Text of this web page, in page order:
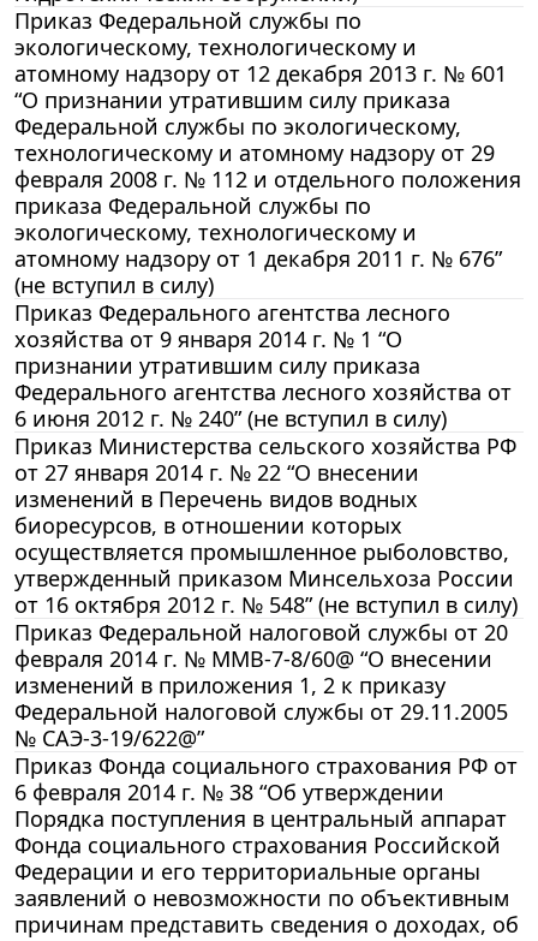
Приказ Федеральной службы по
экологическому, технологическому и
атомному надзору от 12 декабря 2013 г. № 601
“О признании утратившим силу приказа
Федеральной службы по экологическому,
технологическому и атомному надзору от 29
февраля 2008 г. № 112 и отдельного положения
приказа Федеральной службы по
экологическому, технологическому и
атомному надзору от 1 декабря 2011 г. № 676”
(не вступил в силу)
Приказ Федерального агентства лесного
хозяйства от 9 января 2014 г. № 1 “О
признании утратившим силу приказа
Федерального агентства лесного хозяйства от
6 июня 2012 г. № 240” (не вступил в силу)
Приказ Министерства сельского хозяйства РФ
от 27 января 2014 г. № 22 “О внесении
изменений в Перечень видов водных
биоресурсов, в отношении которых
осуществляется промышленное рыболовство,
утвержденный приказом Минсельхоза России
от 16 октября 2012 г. № 548” (не вступил в силу)
Приказ Федеральной налоговой службы от 20
февраля 2014 г. № ММВ-7-8/60@ “О внесении
изменений в приложения 1, 2 к приказу
Федеральной налоговой службы от 29.11.2005
№ САЭ-3-19/622@”
Приказ Фонда социального страхования РФ от
6 февраля 2014 г. № 38 “Об утверждении
Порядка поступления в центральный аппарат
Фонда социального страхования Российской
Федерации и его территориальные органы
заявлений о невозможности по объективным
причинам представить сведения о доходах, об